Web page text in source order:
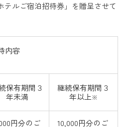
テルご宿泊招待券」を贈呈させて
内容
保有期間３
年未満
継続保有期間３
年以上※
円分のご
10,000円分のご